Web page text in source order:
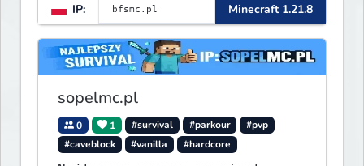
RealLife, PVP, BedWars, kitpvp
IP: Minecraft 1.21.8
sopelmc.pl
0 1 #survival #parkour
#pvp
#caveblock
#vanilla #hardcore